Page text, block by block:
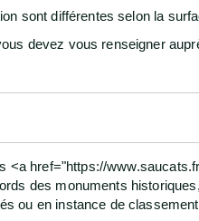
sont différentes selon la
devez vous renseigner
<a href="https://
des monuments
ou en instance de